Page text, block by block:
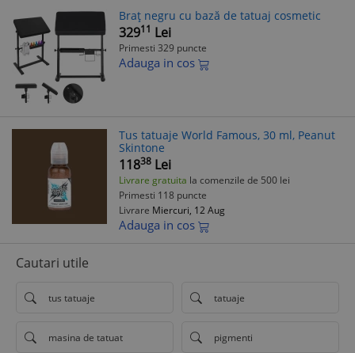
Braț negru cu bază de tatuaj cosmetic
32911 Lei
Primesti 329 puncte
Adauga in cos
Tus tatuaje World Famous, 30 ml, Peanut
Skintone
11838 Lei
Livrare gratuita la comenzile de 500 lei
Primesti 118 puncte
Livrare Miercuri, 12 Aug
Adauga in cos
Cautari utile
tus tatuaje tatuaje
masina de tatuat pigmenti